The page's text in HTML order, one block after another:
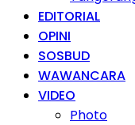
EDITORIAL
OPINI
SOSBUD
WAWANCARA
VIDEO
Photo